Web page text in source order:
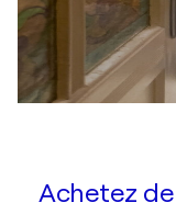
Achetez